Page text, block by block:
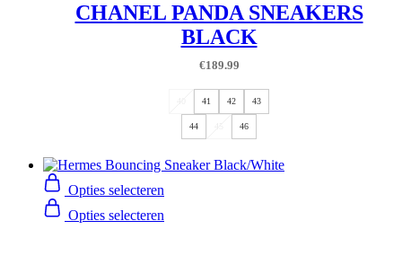
CHANEL PANDA SNEAKERS
BLACK
€189.99
41 42 43
44 46
Opties selecteren
Opties selecteren